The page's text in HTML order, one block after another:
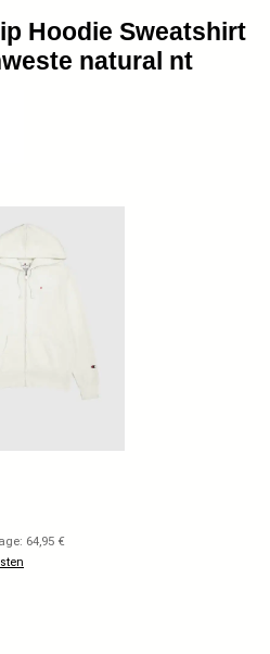
Hoodie Sweatshirt
natural nt
64,95 €